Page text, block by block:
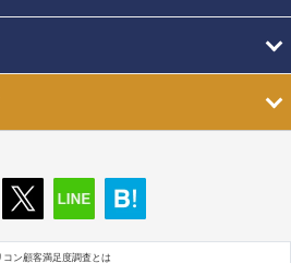
コン顧客満足度調査とは